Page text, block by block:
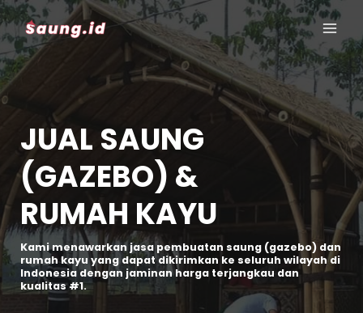
JUAL SAUNG
(GAZEBO) &
RUMAH KAYU
Kami menawarkan jasa pembuatan saung (gazebo) dan
rumah kayu yang dapat dikirimkan ke seluruh wilayah di
Indonesia dengan jaminan harga terjangkau dan
kualitas #1.